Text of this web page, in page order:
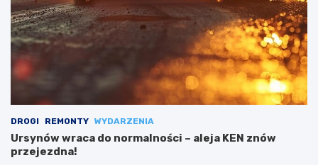
DROGI REMONTY WYDARZENIA
Ursynów wraca do normalności – aleja KEN znów
przejezdna!